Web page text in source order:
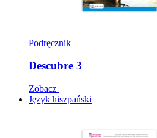
Podręcznik
Descubre 3
Zobacz
Język hiszpański